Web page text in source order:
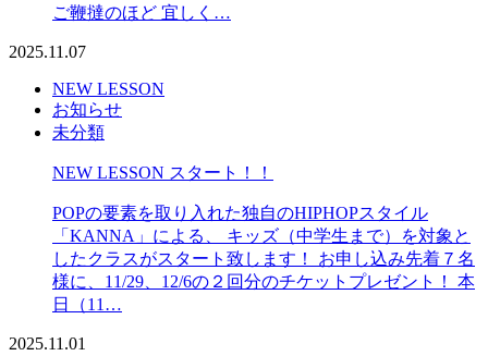
ご鞭撻のほど 宜しく…
2025.11.07
NEW LESSON
お知らせ
未分類
NEW LESSON スタート！！
POPの要素を取り入れた独自のHIPHOPスタイル
「KANNA」による、 キッズ（中学生まで）を対象と
したクラスがスタート致します！ お申し込み先着７名
様に、11/29、12/6の２回分のチケットプレゼント！ 本
日（11…
2025.11.01